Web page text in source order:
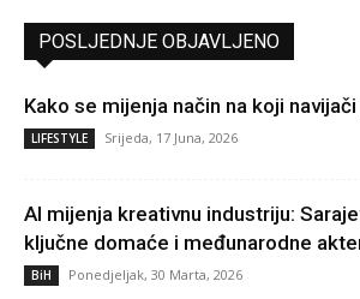
POSLJEDNJE OBJAVLJENO
Kako se mijenja način na koji
LIFESTYLE Srijeda, 17 Juna, 2026
AI mijenja kreativnu industriju:
ključne domaće i međunarodne
BiH Ponedjeljak, 30 Marta, 2026